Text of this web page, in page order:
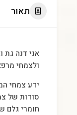
תאור
אני דנה גת
ולצמחי
ידע צמחי
סודות של
חומרי גלם